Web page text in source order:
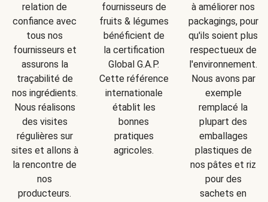
relation de
confiance avec
tous nos
fournisseurs et
assurons la
traçabilité de
nos ingrédients.
Nous réalisons
des visites
régulières sur
sites et allons à
la rencontre de
nos
producteurs.
fournisseurs de
fruits & légumes
bénéficient de
la certification
Global G.A.P.
Cette référence
internationale
établit les
bonnes
pratiques
agricoles.
à améliorer nos
packagings, pour
qu'ils soient plus
respectueux de
l'environnement.
Nous avons par
exemple
remplacé la
plupart des
emballages
plastiques de
nos pâtes et riz
pour des
sachets en